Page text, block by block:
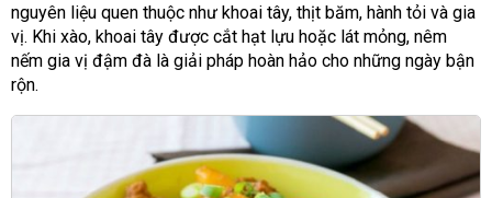
nguyên liệu quen thuộc như khoai tây, thịt băm, hành tỏi và gia
vị. Khi xào, khoai tây được cắt hạt lựu hoặc lát mỏng, nêm
nếm gia vị đậm đà là giải pháp hoàn hảo cho những ngày bận
rộn.